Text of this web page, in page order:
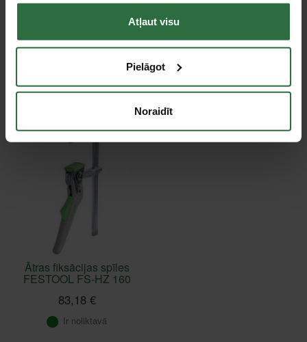
Atļaut visu
Pielāgot
Noraidīt
Ātras fiksācijas spīles
FESTOOL FS-HZ 160
83,18 €
Ir noliktavā